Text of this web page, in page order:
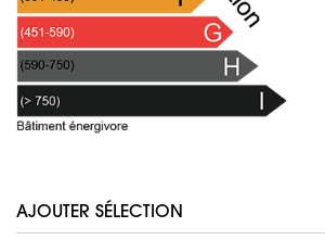
AJOUTER SÉLECTION